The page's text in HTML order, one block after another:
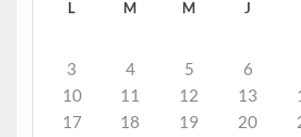
L M M J
3
4 5 6
10
11 12 13
17
18 19 20